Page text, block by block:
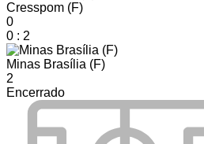
Cresspom (F)
0
0 : 2
Minas Brasília (F)
2
Encerrado